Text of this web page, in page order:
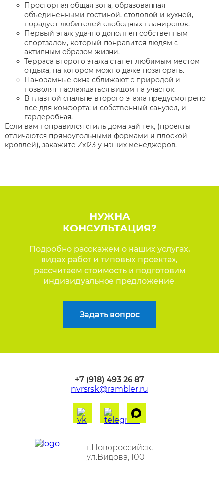
Просторная общая зона, образованная
объединенными гостиной, столовой и кухней,
порадует любителей свободных планировок.
Первый этаж удачно дополнен собственным
спортзалом, который понравится людям с
активным образом жизни.
Терраса второго этажа станет любимым местом
отдыха, на котором можно даже позагорать.
Панорамные окна сближают с природой и
позволят наслаждаться видом на участок.
В главной спальне второго этажа предусмотрено
все для комфорта: и собственный санузел, и
гардеробная.
Если вам понравился стиль дома хай тек, (проекты
отличаются прямоугольными формами и плоской
кровлей), закажите Zx123 у наших менеджеров.
НУЖНА
КОНСУЛЬТАЦИЯ?
Подробно расскажем о наших услугах,
видах работ и типовых проектах,
рассчитаем стоимость и подготовим
индивидуальное предложение!
Задать вопрос
г.Новороссийск,
ул.Видова, 100
+7 (918) 493 26 87
nvrsrsk@rambler.ru